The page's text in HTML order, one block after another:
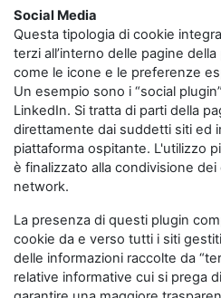
Social Media
Questa tipologia di cookie
terzi all’interno delle pagine
come le icone e le preferenze
Un esempio sono i “social
LinkedIn. Si tratta di parti della
direttamente dai suddetti siti ed
piattaforma ospitante. L'utilizzo
è finalizzato alla condivisione
network.
La presenza di questi plugin
cookie da e verso tutti i siti
delle informazioni raccolte da
relative informative cui si prega